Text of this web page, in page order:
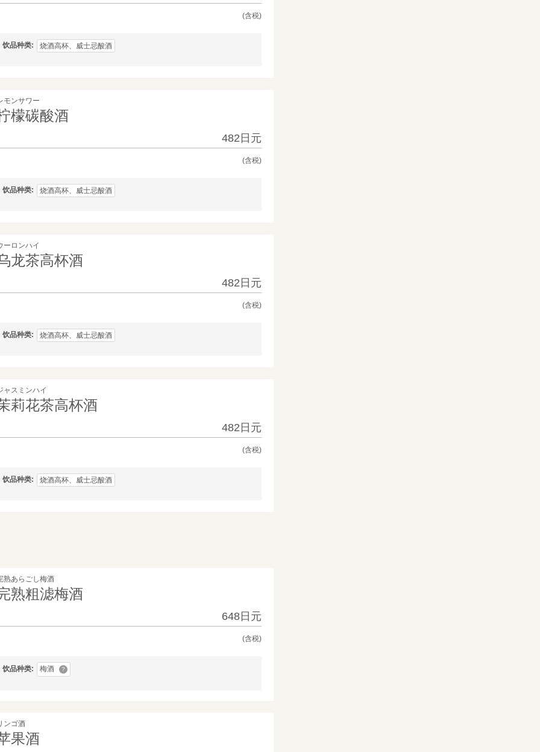
(含税)
饮品种类 烧酒高杯、威士忌酸酒
モンサワー
檬碳酸酒
482日元
(含税)
饮品种类 烧酒高杯、威士忌酸酒
ーロンハイ
龙茶高杯酒
482日元
(含税)
饮品种类 烧酒高杯、威士忌酸酒
ャスミンハイ
莉花茶高杯酒
482日元
(含税)
饮品种类 烧酒高杯、威士忌酸酒
熟あらごし梅酒
熟粗滤梅酒
648日元
(含税)
饮品种类 梅酒 ？
ンゴ酒
果酒